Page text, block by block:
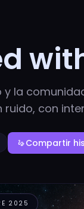
y la
ruido, con
gestureCompartir
2025